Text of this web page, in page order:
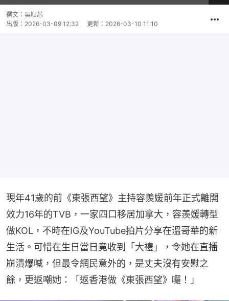
共
撰文： 吳順芯
出版： 2026-03-09 12:32 更新： 2026-03-10 11:10
現年41歲的前《東張西望》主持容羨媛前年正式離開
效力16年的TVB，一家四口移居加拿大，容羨媛轉型
做KOL，不時在IG及YouTube拍片分享在溫哥華的新
生活。可惜在生日當日竟收到「大禮」，令她在直播
崩潰爆喊，但最令網民意外的，是丈夫沒有安慰之
餘，更返嘲她：「返香港做《東張西望》囉！」